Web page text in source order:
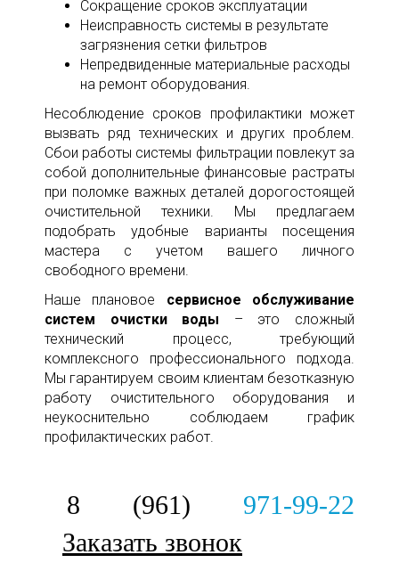
Сокращение сроков эксплуатации
Неисправность системы в результате
загрязнения сетки фильтров
Непредвиденные материальные расходы
на ремонт оборудования.
Несоблюдение сроков профилактики может
вызвать ряд технических и других проблем.
Сбои работы системы фильтрации повлекут за
собой дополнительные финансовые растраты
при поломке важных деталей дорогостоящей
очистительной техники. Мы предлагаем
подобрать удобные варианты посещения
мастера с учетом вашего личного
свободного времени.
Наше плановое сервисное обслуживание
систем очистки воды – это сложный
технический процесс, требующий
комплексного профессионального подхода.
Мы гарантируем своим клиентам безотказную
работу очистительного оборудования и
неукоснительно соблюдаем график
профилактических работ.
8 (961) 971-99-22
Заказать звонок